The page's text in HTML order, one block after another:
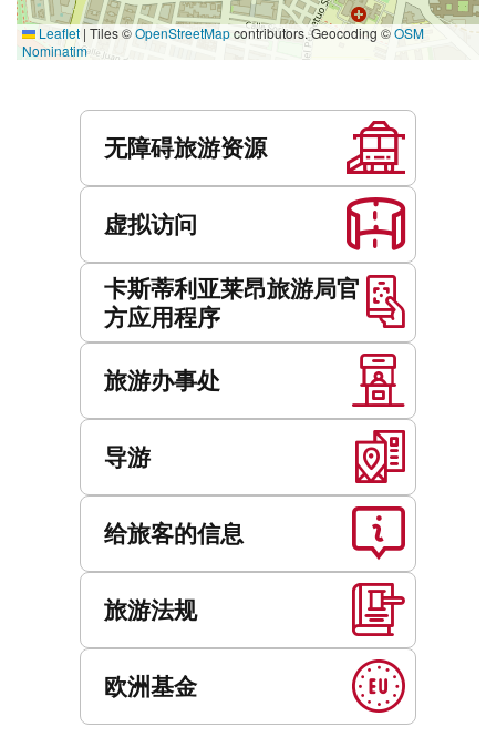
Leaflet | Tiles ©OpenStreetMapcontributors. Geocoding ©OSM
Nominatim
无障碍旅游资源
虚拟访问
卡斯蒂利亚莱昂旅游局官
方应用程序
旅游办事处
导游
给旅客的信息
旅游法规
欧洲基金